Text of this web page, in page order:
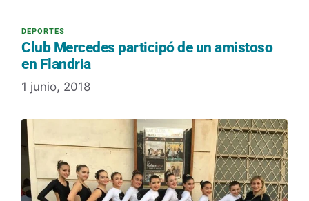
Club Mercedes participó de un amistoso
en Flandria
1 junio, 2018